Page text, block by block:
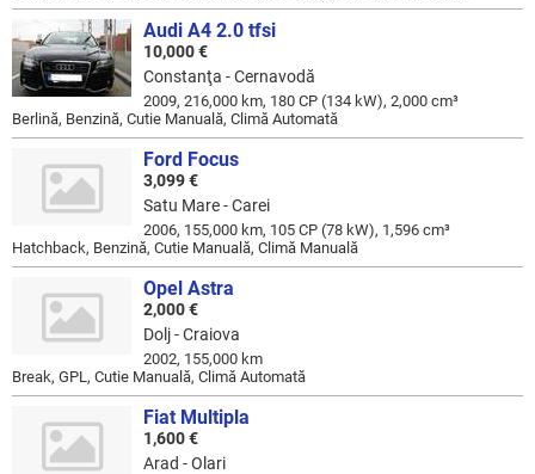
Audi A4 2.0 tfsi
10,000 €
Constanţa - Cernavodă
2009, 216,000 km, 180 CP (134 kW), 2,000 cm³
Berlină, Benzină, Cutie Manuală, Climă Automată
Ford Focus
3,099 €
Satu Mare - Carei
2006, 155,000 km, 105 CP (78 kW), 1,596 cm³
Hatchback, Benzină, Cutie Manuală, Climă Manuală
Opel Astra
2,000 €
Dolj - Craiova
2002, 155,000 km
Break, GPL, Cutie Manuală, Climă Automată
Fiat Multipla
1,600 €
Arad - Olari